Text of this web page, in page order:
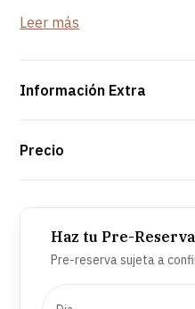
Queijadas de Tentúgal
*Número mínimo/máximo
personas
Leer más
Información Extra
Precio
Haz tu Pre-Reserva
Pre-reserva sujeta a